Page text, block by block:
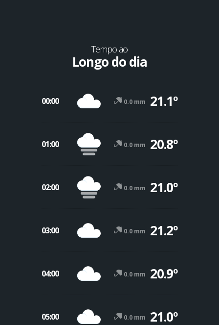
Tempo ao
Longo do dia
00:00 0.0 mm 21.1º
01:00 0.0 mm 20.8º
02:00 0.0 mm 21.0º
03:00 0.0 mm 21.2º
04:00 0.0 mm 20.9º
05:00 0.0 mm 21.0º